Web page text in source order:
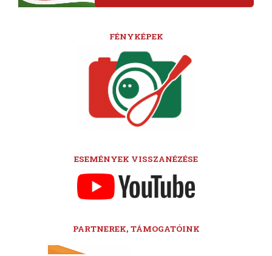
FÉNYKÉPEK
ESEMÉNYEK VISSZANÉZÉSE
PARTNEREK, TÁMOGATÓINK